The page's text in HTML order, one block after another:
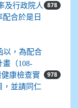
及行政院人
合於是日
878
以，為配合
（108-
康檢查實
，並請同仁
978